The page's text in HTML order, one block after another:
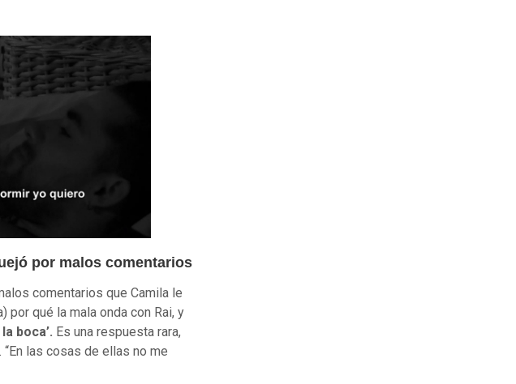
por malos comentarios
comentarios que Camila le
por qué la mala onda con Rai, y
boca’. Es una respuesta rara,
“En las cosas de ellas no me